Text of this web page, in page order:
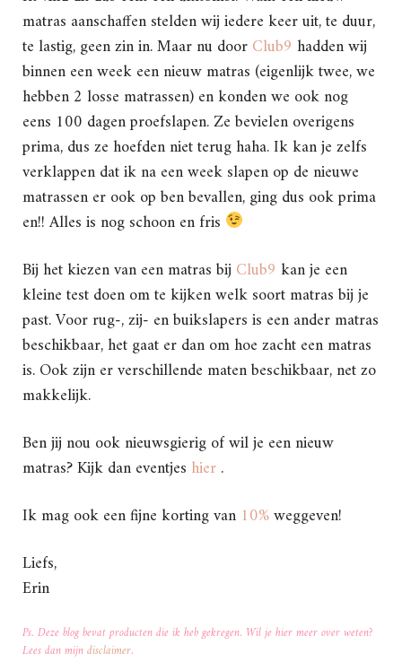
matras aanschaffen stelden wij iedere keer uit, te duur,
te lastig, geen zin in. Maar nu doorClub9 hadden wij
binnen een week een nieuw matras (eigenlijk twee, we
hebben 2 losse matrassen) en konden we ook nog
eens 100 dagen proefslapen. Ze bevielen overigens
prima, dus ze hoefden niet terug haha. Ik kan je zelfs
verklappen dat ik na een week slapen op de nieuwe
matrassen er ook op ben bevallen, ging dus ook prima
en!! Alles is nog schoon en fris
Bij het kiezen van een matras bij Club9 kan je een
kleine test doen om te kijken welk soort matras bij je
past. Voor rug-, zij- en buikslapers is een ander matras
beschikbaar, het gaat er dan om hoe zacht een matras
is. Ook zijn er verschillende maten beschikbaar, net zo
makkelijk.
Ben jij nou ook nieuwsgierig of wil je een nieuw
matras? Kijk dan eventjes hier.
Ik mag ook een fijne korting van 10%weggeven!
Liefs,
Erin
Ps. Deze blog bevat producten die ik heb gekregen. Wil je hier meer over weten?
Lees dan mijndisclaimer.